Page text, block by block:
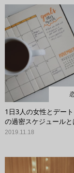
1日3人の女性とデー
の過密スケジュールと
2019.11.18